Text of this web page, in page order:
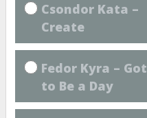
Csondor Kata –
Create
Fedor Kyra – Got
to Be a Day